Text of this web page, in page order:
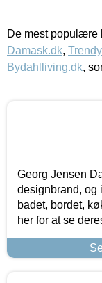
De mest populære
Damask.dk,
Bydahlliving.dk,
Georg Jensen
designbrand, og
badet, bordet,
her for at se